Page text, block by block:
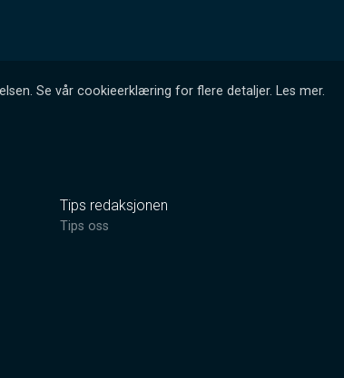
Se vår cookieerklæring for flere detaljer. Les mer.
Tips redaksjonen
Tips oss